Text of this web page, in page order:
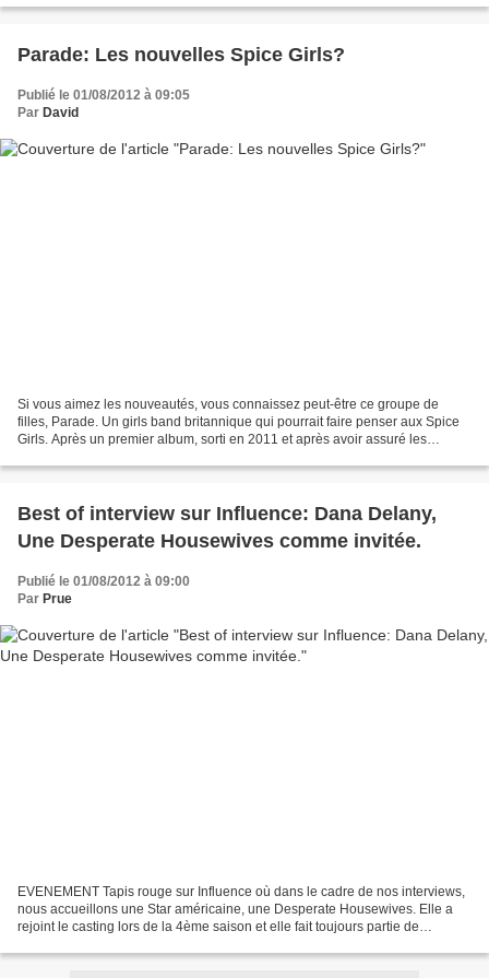
Parade: Les nouvelles Spice Girls?
Publié le 01/08/2012 à 09:05
Par David
Si vous aimez les nouveautés, vous connaissez peut-être ce groupe de
filles, Parade. Un girls band britannique qui pourrait faire penser aux Spice
Girls. Après un premier album, sorti en 2011 et après avoir assuré les
Best of interview sur Influence: Dana Delany,
Une Desperate Housewives comme invitée.
Publié le 01/08/2012 à 09:00
Par Prue
EVENEMENT Tapis rouge sur Influence où dans le cadre de nos interviews,
nous accueillons une Star américaine, une Desperate Housewives. Elle a
rejoint le casting lors de la 4ème saison et elle fait toujours partie de